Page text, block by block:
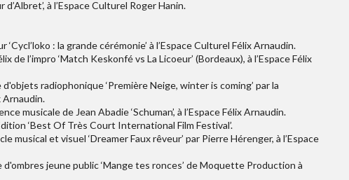
à l’Espace Culturel Roger Hanin.
: la grande cérémonie’ à l’Espace Culturel Félix Arnaudin.
de l’impro ‘Match Keskonfé vs La Licoeur’ (Bordeaux), à l’Espace Félix
radiophonique ‘Première Neige, winter is coming’ par la
Arnaudin.
musicale de Jean Abadie ‘Schuman’, à l’Espace Félix Arnaudin.
‘Best Of Très Court International Film Festival’.
musical et visuel ‘Dreamer Faux rêveur’ par Pierre Hérenger, à l’Espace
jeune public ‘Mange tes ronces’ de Moquette Production à